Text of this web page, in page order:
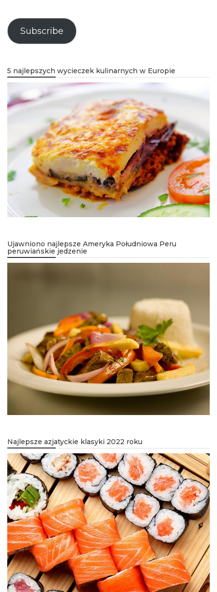
Subscribe
5 najlepszych wycieczek kulinarnych w Europie
Ujawniono najlepsze Ameryka Południowa Peru
peruwiańskie jedzenie
Najlepsze azjatyckie klasyki 2022 roku